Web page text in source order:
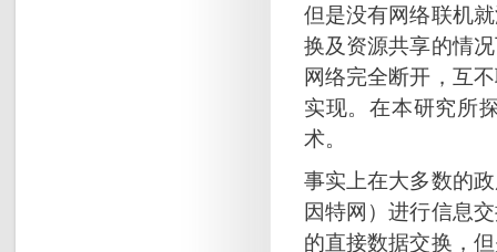
但是没有网络联机
换及资源共享的情
网络完全断开，互
实现。在本研究所
术。
事实上在大多数的
因特网）进行信息
的直接数据交换，